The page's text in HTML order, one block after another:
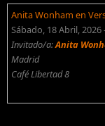
Anita Wonham en
Sábado, 18 Abril, 2026
Invitado/a:Anita
Madrid
Café Libertad 8